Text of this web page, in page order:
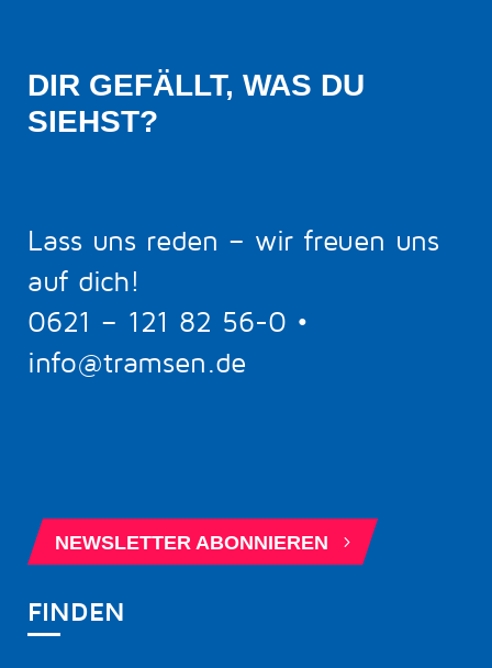
DIR GEFÄLLT, WAS DU
SIEHST?
Lass uns reden – wir freuen uns
auf dich!
0621 – 121 82 56-0 •
info@tramsen.de
NEWSLETTER ABONNIEREN 5
FINDEN